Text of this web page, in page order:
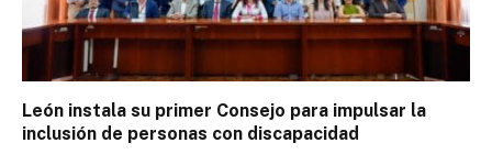
León instala su primer Consejo para impulsar la
inclusión de personas con discapacidad